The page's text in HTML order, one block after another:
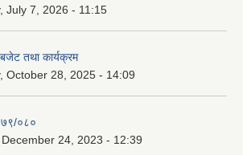
July 7, 2026 - 11:15
तथा कार्यक्रम
October 28, 2025 - 14:09
०८०
December 24, 2023 - 12:39